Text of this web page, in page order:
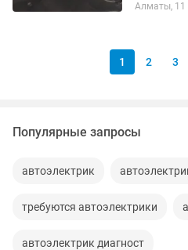
Алматы, 11
1 2 3
Популярные запросы
автоэлектрик
требуются автоэлектрики
автоэлектрик диагност